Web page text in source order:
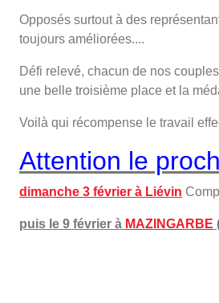
Opposés surtout à des
toujours améliorées....
Défi relevé, chacun de nos
une belle troisième place et la
Voilà qui récompense le travail
Attention le
dimanche 3 février à Liévin
puis le 9 février à MAZINGARBE